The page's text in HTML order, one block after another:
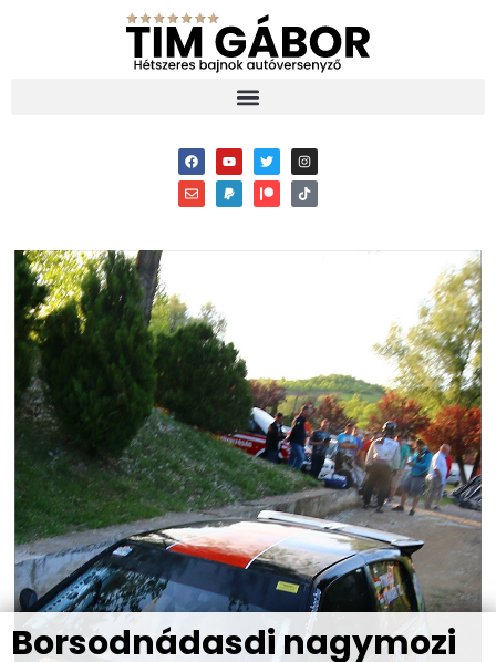
Borsodnádasdi nagymozi